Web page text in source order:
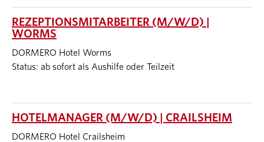
REZEPTIONSMITARBEITER (M/W/D) |
WORMS
DORMERO Hotel Worms
Status: ab sofort als Aushilfe oder Teilzeit
HOTELMANAGER (M/W/D) | CRAILSHEIM
DORMERO Hotel Crailsheim